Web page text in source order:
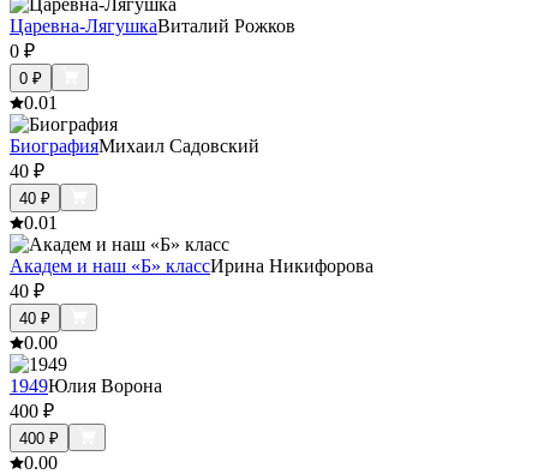
Царевна-ЛягушкаВиталий Рожков
0 ₽
0 ₽
0.01
БиографияМихаил Садовский
40 ₽
40 ₽
0.01
Академ и наш «Б» классИрина Никифорова
40 ₽
40 ₽
0.00
1949Юлия Ворона
400 ₽
400 ₽
0.00